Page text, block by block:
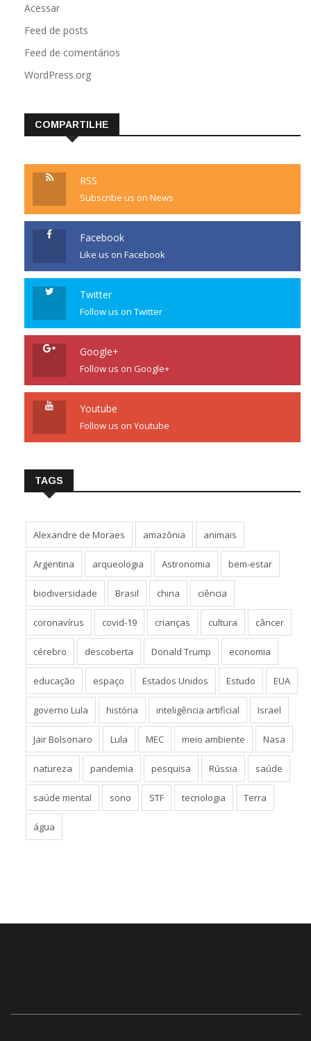
Acessar
Feed de posts
Feed de comentários
WordPress.org
COMPARTILHE
RSS
Subscribe us on News
Facebook
Like us on Facebook
Twitter
Follow us on Twitter
Google+
Follow us on Google+
Youtube
Follow us on Youtube
TAGS
Alexandre de Moraes amazônia animais
Argentina arqueologia Astronomia bem-estar
biodiversidade Brasil china ciência
coronavírus covid-19 crianças cultura câncer
cérebro descoberta Donald Trump economia
educação espaço Estados Unidos Estudo EUA
governo Lula história inteligência artificial Israel
Jair Bolsonaro Lula MEC meio ambiente Nasa
natureza pandemia pesquisa Rússia saúde
saúde mental sono STF tecnologia Terra
água